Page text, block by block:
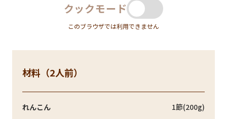
クックモード
このブラウザでは利用できません
材料（2人前）
れんこん 1節(200g)